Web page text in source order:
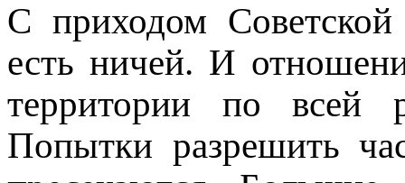
С приходом
есть ничей. И
территории по всей
Попытки разрешить